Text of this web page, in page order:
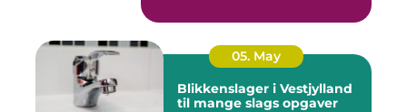
05. May
Blikkenslager i Vestjylland
til mange slags opgaver